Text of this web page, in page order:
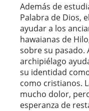
Además de
Palabra de Dios,
ayudar a los
hawaianas de
sobre su pasado.
archipiélago
su identidad
como cristianos.
mucho dolor,
esperanza de